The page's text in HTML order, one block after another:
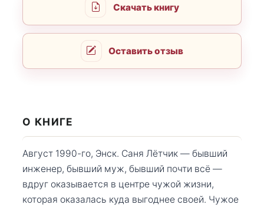
Скачать книгу
Оставить отзыв
О КНИГЕ
Август 1990-го, Энск. Саня Лётчик — бывший
инженер, бывший муж, бывший почти всё —
вдруг оказывается в центре чужой жизни,
которая оказалась куда выгоднее своей. Чужое